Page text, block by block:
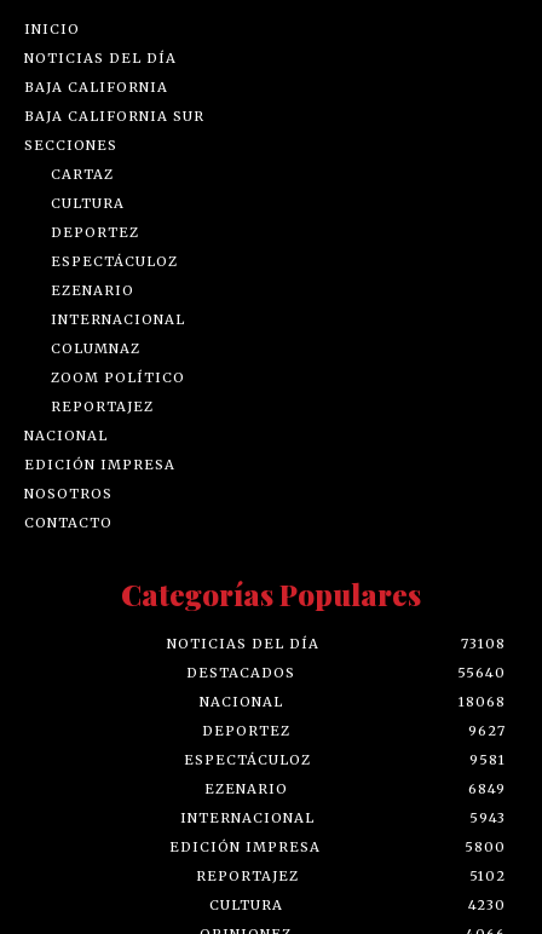
INICIO
NOTICIAS DEL DÍA
BAJA CALIFORNIA
BAJA CALIFORNIA SUR
SECCIONES
CARTAZ
CULTURA
DEPORTEZ
ESPECTÁCULOZ
EZENARIO
INTERNACIONAL
COLUMNAZ
ZOOM POLÍTICO
REPORTAJEZ
NACIONAL
EDICIÓN IMPRESA
NOSOTROS
CONTACTO
Categorías Populares
NOTICIAS DEL DÍA
73108
DESTACADOS
55640
NACIONAL
18068
DEPORTEZ
9627
ESPECTÁCULOZ
9581
EZENARIO
6849
INTERNACIONAL
5943
EDICIÓN IMPRESA
5800
REPORTAJEZ
5102
CULTURA
4230